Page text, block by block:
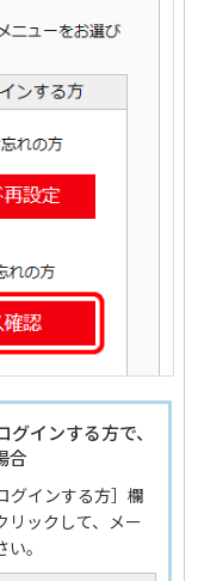
インする方で、
合
グインする方］欄
リックして、メー
。